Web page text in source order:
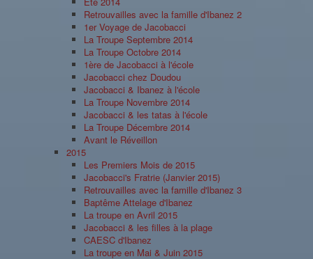
Retrouvailles avec la famille d'Ibanez 2
1er Voyage de Jacobacci
La Troupe Septembre 2014
La Troupe Octobre 2014
1ère de Jacobacci à l'école
Jacobacci chez Doudou
Jacobacci & Ibanez à l'école
La Troupe Novembre 2014
Jacobacci & les tatas à l'école
La Troupe Décembre 2014
Avant le Réveillon
2015
Les Premiers Mois de 2015
Jacobacci's Fratrie (Janvier 2015)
Retrouvailles avec la famille d'Ibanez 3
Baptême Attelage d'Ibanez
La troupe en Avril 2015
Jacobacci & les filles à la plage
CAESC d'Ibanez
La troupe en Mai & Juin 2015